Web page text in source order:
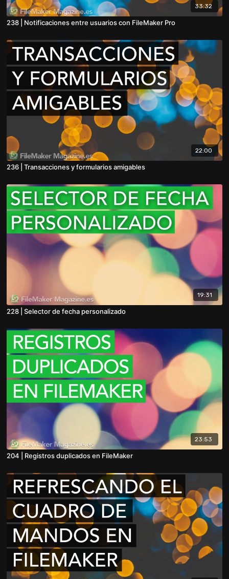
33:32
238 | Notificaciones entre usuarios con FileMaker Pro
22:00
236 | Transacciones y formularios amigables
19:31
228 | Selector de fecha personalizado
23:53
204 | Registros duplicados en FileMaker